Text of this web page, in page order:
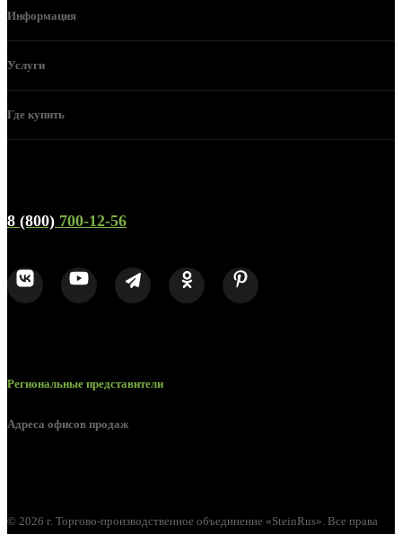
Информация
Услуги
Где купить
8 (800) 700-12-56
Региональные представители
Адреса офисов продаж
© 2026 г. Торгово-производственное объединение «SteinRus». Все права